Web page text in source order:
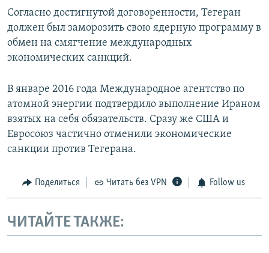
Согласно достигнутой договоренности, Тегеран
должен был заморозить свою ядерную программу в
обмен на смягчение международных
экономических санкций.
В январе 2016 года Международное агентство по
атомной энергии подтвердило выполнение Ираном
взятых на себя обязательств. Сразу же США и
Евросоюз частично отменили экономические
санкции против Тегерана.
Поделиться Читать без VPN Follow us
ЧИТАЙТЕ ТАКЖЕ: